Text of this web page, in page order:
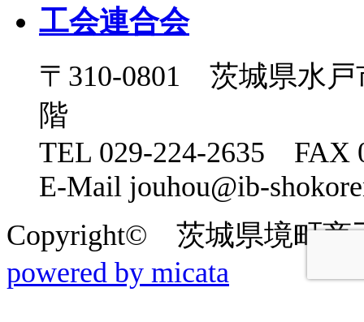
〒310-0801 茨城県水
階
TEL 029-224-2635 FAX
E-Mail jouhou@ib-
Copyright© 茨城県境町商
powered by micata